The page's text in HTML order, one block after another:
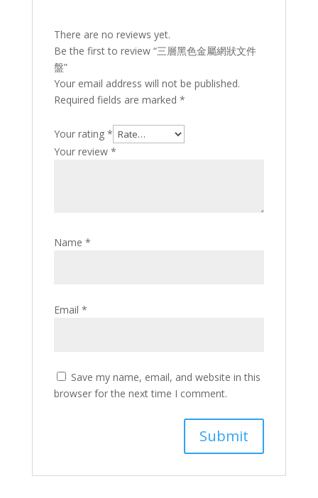
There are no reviews yet.
Be the first to review “三層黑色金屬網狀文件
盤”
Your email address will not be published.
Required fields are marked *
Your rating *
Your review *
Name *
Email *
Save my name, email, and website in this
browser for the next time I comment.